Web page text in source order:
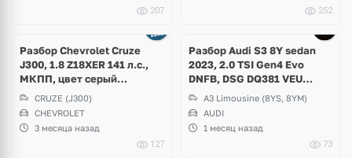
207
252
Разбор Chevrolet Cruze
J300, 1.8 Z18XER 141 л.с.,
МКПП, цвет серый
металлик Phantom Grey
CRUZE (J300)
CHEVROLET
3 месяца назад
127
Разбор Audi S3 8Y sedan
2023, 2.0 TSI Gen4 Evo
DNFB, DSG DQ381 VEU
Quattro, Black Edition
A3 Limousine (8YS, 8YM)
AUDI
1 месяц назад
73